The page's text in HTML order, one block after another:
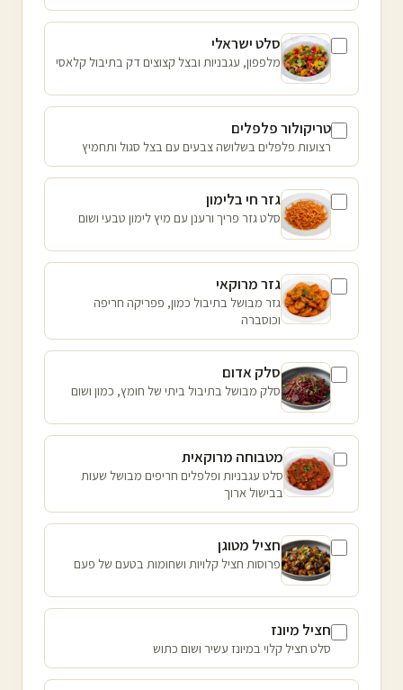
סלט ישראלי
מלפפון, עגבניות ובצל קצוצים דק בתיבול קלאסי
טריקולור פלפלים
רצועות פלפלים בשלושה צבעים עם בצל סגול ותחמיץ
גזר חי בלימון
סלט גזר פריך ורענן עם מיץ לימון טבעי ושום
גזר מרוקאי
גזר מבושל בתיבול כמון, פפריקה חריפה
וכוסברה
סלק אדום
סלק מבושל בתיבול ביתי של חומץ, כמון ושום
מטבוחה מרוקאית
סלט עגבניות ופלפלים חריפים מבושל שעות
בבישול ארוך
חציל מטוגן
פרוסות חציל קלויות ושחומות בטעם של פעם
חציל מיונז
סלט חציל קלוי במיונז עשיר ושום כתוש